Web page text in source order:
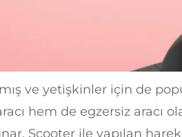
ve yetişkinler için de
hem de egzersiz aracı
Scooter ile yapılan